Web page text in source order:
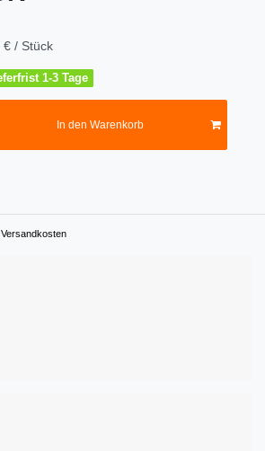
€ / Stück
1-3 Tage
In den Warenkorb
Versandkosten